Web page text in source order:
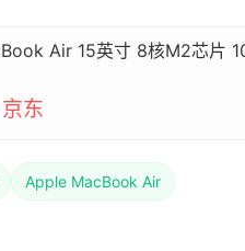
Air 15英寸 8核M2芯片
东
Apple MacBook Air